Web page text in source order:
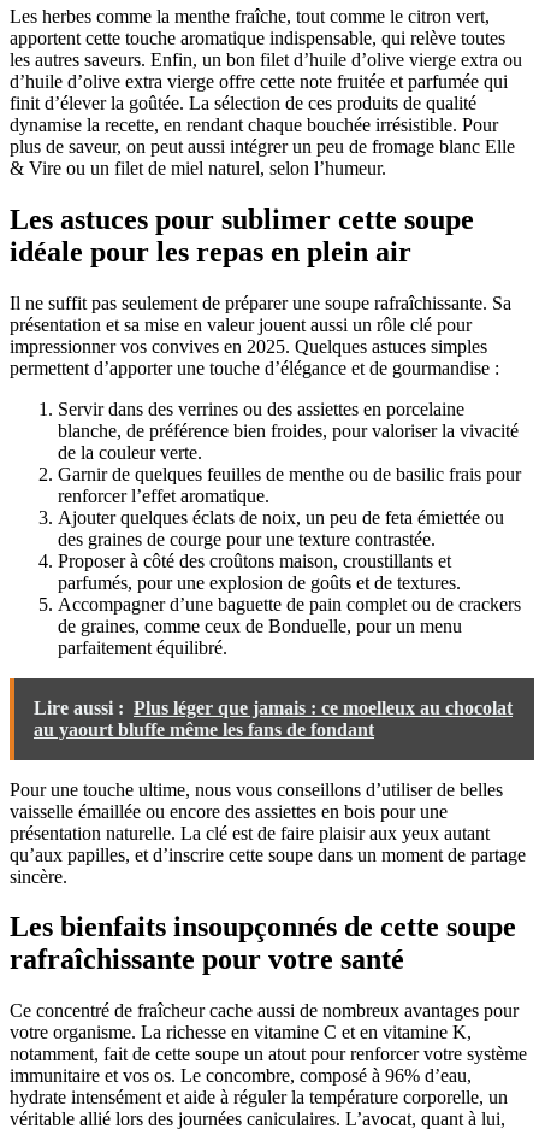
Les herbes comme la menthe fraîche, tout comme le citron vert,
apportent cette touche aromatique indispensable, qui relève toutes
les autres saveurs. Enfin, un bon filet d’huile d’olive vierge extra ou
d’huile d’olive extra vierge offre cette note fruitée et parfumée qui
finit d’élever la goûtée. La sélection de ces produits de qualité
dynamise la recette, en rendant chaque bouchée irrésistible. Pour
plus de saveur, on peut aussi intégrer un peu de fromage blanc Elle
& Vire ou un filet de miel naturel, selon l’humeur.
Les astuces pour sublimer cette soupe
idéale pour les repas en plein air
Il ne suffit pas seulement de préparer une soupe rafraîchissante. Sa
présentation et sa mise en valeur jouent aussi un rôle clé pour
impressionner vos convives en 2025. Quelques astuces simples
permettent d’apporter une touche d’élégance et de gourmandise :
Servir dans des verrines ou des assiettes en porcelaine
blanche, de préférence bien froides, pour valoriser la vivacité
de la couleur verte.
Garnir de quelques feuilles de menthe ou de basilic frais pour
renforcer l’effet aromatique.
Ajouter quelques éclats de noix, un peu de feta émiettée ou
des graines de courge pour une texture contrastée.
Proposer à côté des croûtons maison, croustillants et
parfumés, pour une explosion de goûts et de textures.
Accompagner d’une baguette de pain complet ou de crackers
de graines, comme ceux de Bonduelle, pour un menu
parfaitement équilibré.
Lire aussi : Plus léger que jamais : ce moelleux au chocolat
au yaourt bluffe même les fans de fondant
Pour une touche ultime, nous vous conseillons d’utiliser de belles
vaisselle émaillée ou encore des assiettes en bois pour une
présentation naturelle. La clé est de faire plaisir aux yeux autant
qu’aux papilles, et d’inscrire cette soupe dans un moment de partage
sincère.
Les bienfaits insoupçonnés de cette soupe
rafraîchissante pour votre santé
Ce concentré de fraîcheur cache aussi de nombreux avantages pour
votre organisme. La richesse en vitamine C et en vitamine K,
notamment, fait de cette soupe un atout pour renforcer votre système
immunitaire et vos os. Le concombre, composé à 96% d’eau,
hydrate intensément et aide à réguler la température corporelle, un
véritable allié lors des journées caniculaires. L’avocat, quant à lui,